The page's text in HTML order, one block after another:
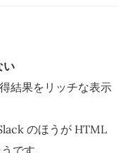
い
結果をリッチな表示
のほうが HTML
です。